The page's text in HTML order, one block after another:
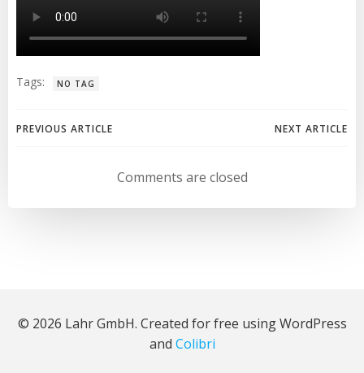
Tags: NO TAG
Beitragsnavigation
PREVIOUS ARTICLE NEXT ARTICLE
Comments are closed
© 2026 Lahr GmbH. Created for free using WordPress
and Colibri